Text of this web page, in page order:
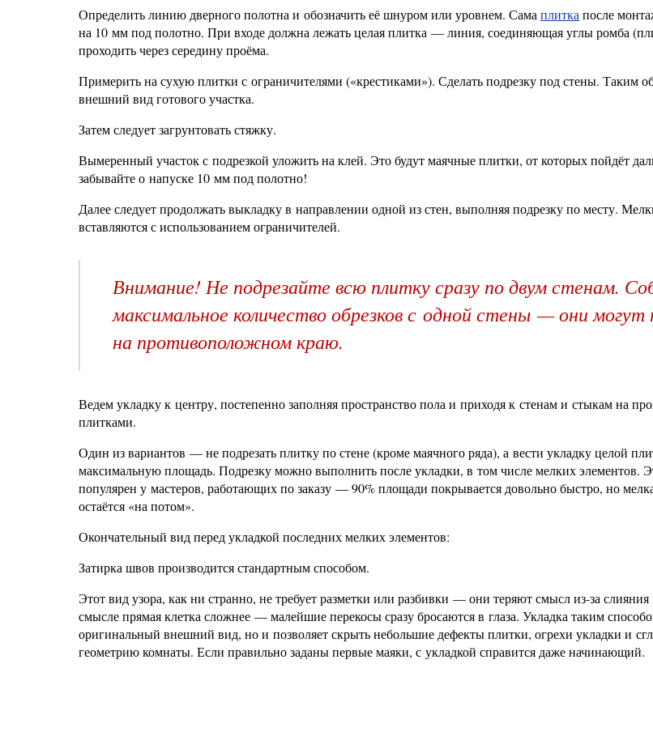
Определить линию дверного полотна и обозначить её шнуром или уровнем. Сама плитка после
на 10 мм под полотно. При входе должна лежать целая плитка — линия, соединяющая углы ромба
проходить через середину проёма.
Примерить на сухую плитки с ограничителями («крестиками»). Сделать подрезку под стены. Таким
внешний вид готового участка.
Затем следует загрунтовать стяжку.
Вымеренный участок с подрезкой уложить на клей. Это будут маячные плитки, от которых пойдёт
забывайте о напуске 10 мм под полотно!
Далее следует продолжать выкладку в направлении одной из стен, выполняя подрезку по месту.
вставляются с использованием ограничителей.
Внимание! Не подрезайте всю плитку сразу по двум стенам.
максимальное количество обрезков с одной стены — они могут
на противоположном краю.
Ведем укладку к центру, постепенно заполняя пространство пола и приходя к стенам и стыкам на
плитками.
Один из вариантов — не подрезать плитку по стене (кроме маячного ряда), а вести укладку целой
максимальную площадь. Подрезку можно выполнить после укладки, в том числе мелких элементов.
популярен у мастеров, работающих по заказу — 90% площади покрывается довольно быстро, но
остаётся «на потом».
Окончательный вид перед укладкой последних мелких элементов:
Затирка швов производится стандартным способом.
Этот вид узора, как ни странно, не требует разметки или разбивки — они теряют смысл из-за
смысле прямая клетка сложнее — малейшие перекосы сразу бросаются в глаза. Укладка таким
оригинальный внешний вид, но и позволяет скрыть небольшие дефекты плитки, огрехи укладки и
геометрию комнаты. Если правильно заданы первые маяки, с укладкой справится даже начинающий.